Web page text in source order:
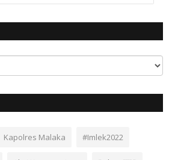
Kapolres Malaka #Imlek2022